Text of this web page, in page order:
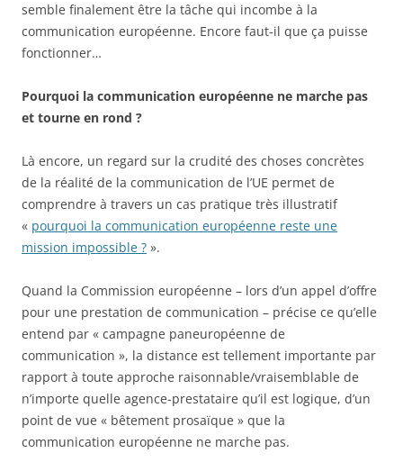
semble finalement être la tâche qui incombe à la
communication européenne. Encore faut-il que ça puisse
fonctionner…
Pourquoi la communication européenne ne marche pas
et tourne en rond ?
Là encore, un regard sur la crudité des choses concrètes
de la réalité de la communication de l’UE permet de
comprendre à travers un cas pratique très illustratif
« pourquoi la communication européenne reste une
mission impossible ? ».
Quand la Commission européenne – lors d’un appel d’offre
pour une prestation de communication – précise ce qu’elle
entend par « campagne paneuropéenne de
communication », la distance est tellement importante par
rapport à toute approche raisonnable/vraisemblable de
n’importe quelle agence-prestataire qu’il est logique, d’un
point de vue « bêtement prosaïque » que la
communication européenne ne marche pas.